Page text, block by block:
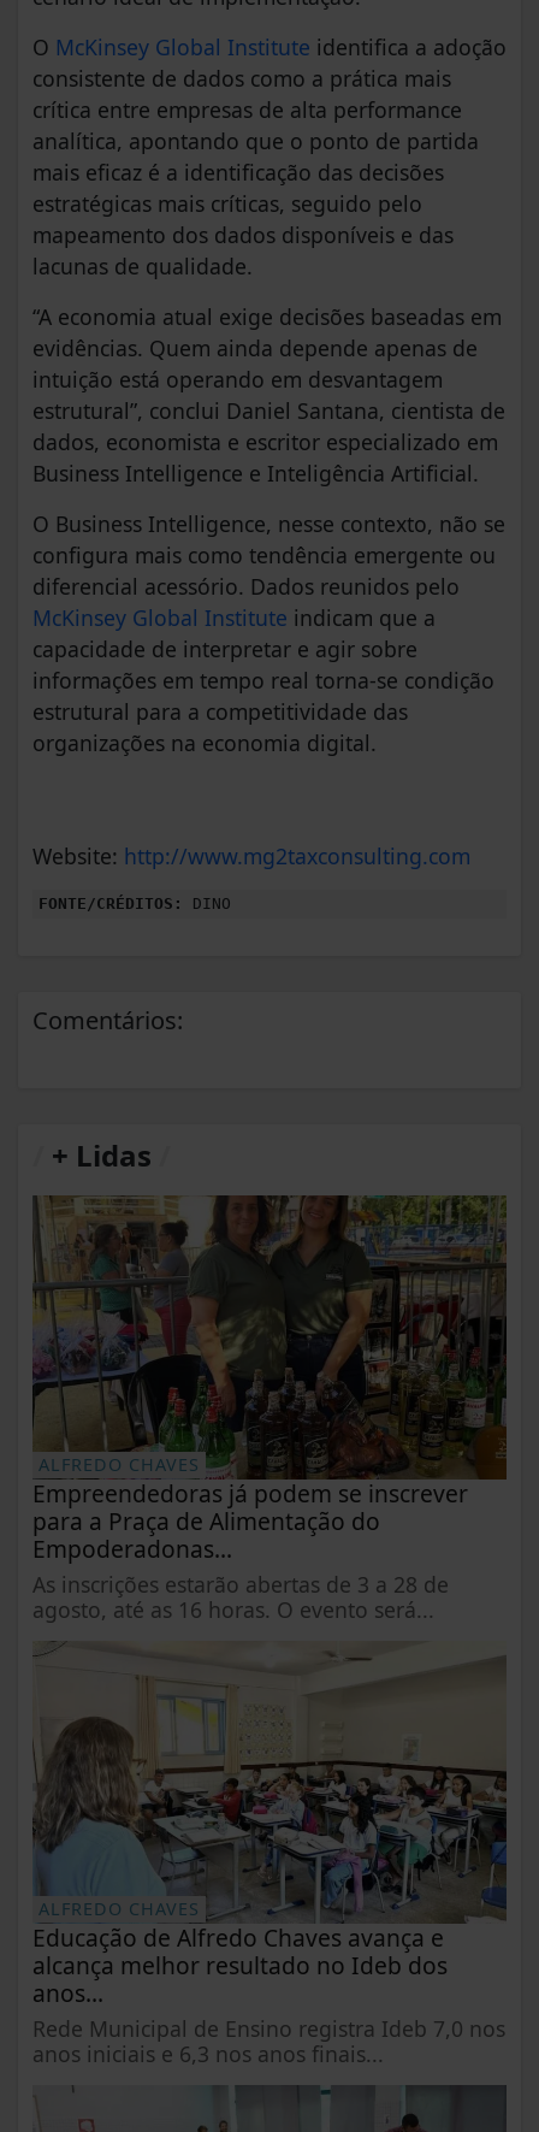
O McKinsey Global Institute identifica a adoção
consistente de dados como a prática mais
crítica entre empresas de alta performance
analítica, apontando que o ponto de partida
mais eficaz é a identificação das decisões
estratégicas mais críticas, seguido pelo
mapeamento dos dados disponíveis e das
lacunas de qualidade.
“A economia atual exige decisões baseadas em
evidências. Quem ainda depende apenas de
intuição está operando em desvantagem
estrutural”, conclui Daniel Santana, cientista de
dados, economista e escritor especializado em
Business Intelligence e Inteligência Artificial.
O Business Intelligence, nesse contexto, não se
configura mais como tendência emergente ou
diferencial acessório. Dados reunidos pelo
McKinsey Global Institute indicam que a
capacidade de interpretar e agir sobre
informações em tempo real torna-se condição
estrutural para a competitividade das
organizações na economia digital.
Website: http://www.mg2taxconsulting.com
FONTE/CRÉDITOS: DINO
Comentários:
+ Lidas
ALFREDO CHAVES
Empreendedoras já podem se inscrever
para a Praça de Alimentação do
Empoderadonas...
As inscrições estarão abertas de 3 a 28 de
agosto, até as 16 horas. O evento será...
ALFREDO CHAVES
Educação de Alfredo Chaves avança e
alcança melhor resultado no Ideb dos
anos...
Rede Municipal de Ensino registra Ideb 7,0 nos
anos iniciais e 6,3 nos anos finais...